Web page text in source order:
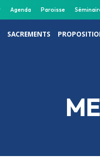
Agenda Paroisse
SACREMENTS